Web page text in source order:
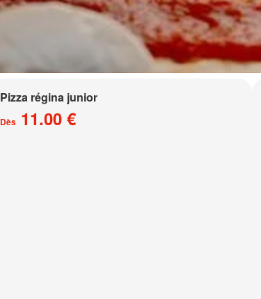
Pizza régina junior
Dès11.00 €